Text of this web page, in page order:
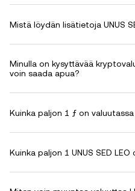
Mistä löydän lisätietoja UNUS
Minulla on kysyttävää
voin saada apua?
Kuinka paljon 1 ƒ on valuutassa
Kuinka paljon 1 UNUS SED